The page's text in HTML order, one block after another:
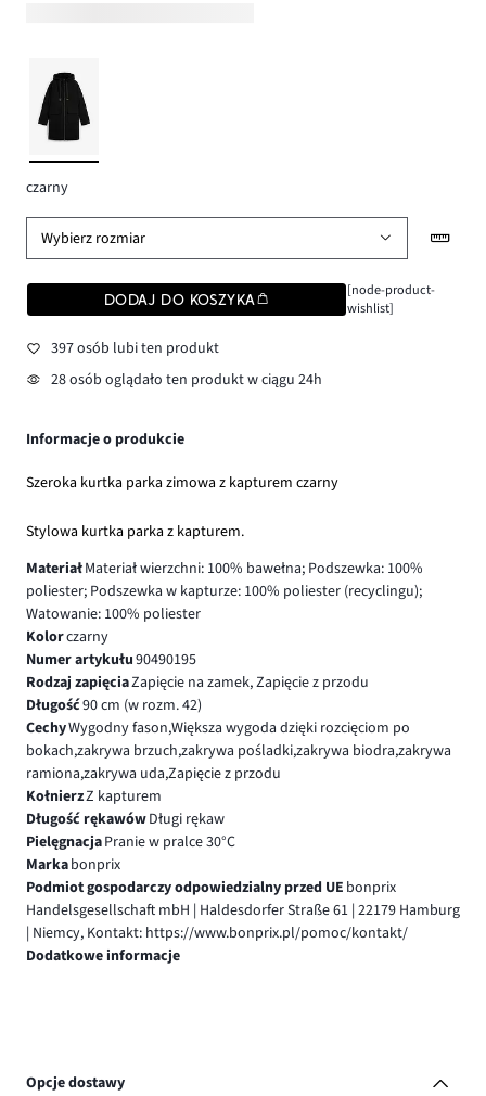
czarny
Wybierz rozmiar
DODAJ DO KOSZYKA
[node-product-
wishlist]
397 osób lubi ten produkt
28 osób oglądało ten produkt w ciągu 24h
Informacje o produkcie
Szeroka kurtka parka zimowa z kapturem czarny
Stylowa kurtka parka z kapturem.
MateriałMateriał wierzchni: 100% bawełna; Podszewka: 100%
poliester; Podszewka w kapturze: 100% poliester (recyclingu);
Watowanie: 100% poliester
Kolorczarny
Numer artykułu90490195
Rodzaj zapięciaZapięcie na zamek, Zapięcie z przodu
Długość90 cm (w rozm. 42)
CechyWygodny fason,Większa wygoda dzięki rozcięciom po
bokach,zakrywa brzuch,zakrywa pośladki,zakrywa biodra,zakrywa
ramiona,zakrywa uda,Zapięcie z przodu
KołnierzZ kapturem
Długość rękawówDługi rękaw
PielęgnacjaPranie w pralce 30°C
Markabonprix
Podmiot gospodarczy odpowiedzialny przed UE bonprix
Handelsgesellschaft mbH | Haldesdorfer Straße 61 | 22179 Hamburg
| Niemcy, Kontakt: https://www.bonprix.pl/pomoc/kontakt/
Dodatkowe informacje
Opcje dostawy